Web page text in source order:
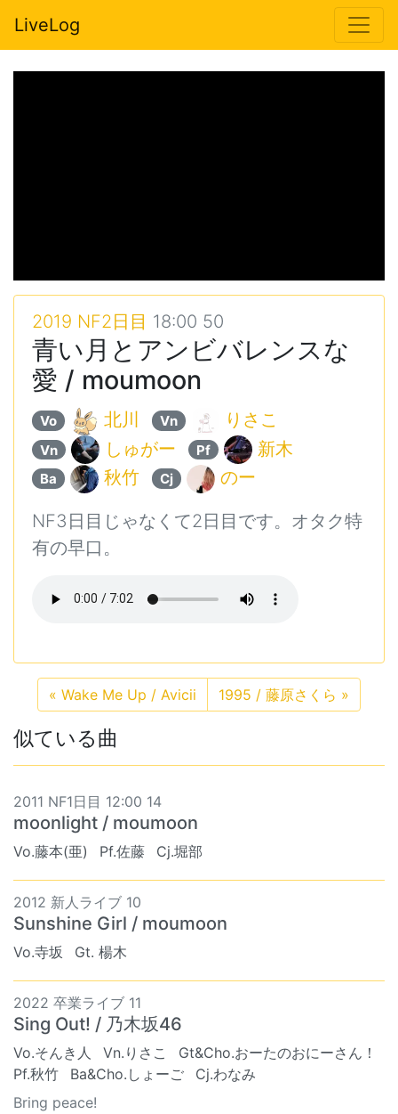
LiveLog
2019 NF2日目 18:00 50
青い月とアンビバレンスな
愛 / moumoon
Vo 北川 Vn りさこ
Vn しゅがー Pf 新木
Ba 秋竹 Cj のー
NF3日目じゃなくて2日目です。オタク特
有の早口。
« Wake Me Up / Avicii 1995 / 藤原さくら »
似ている曲
2011 NF1日目 12:00 14
moonlight / moumoon
Vo.藤本(亜) Pf.佐藤 Cj.堀部
2012 新人ライブ 10
Sunshine Girl / moumoon
Vo.寺坂 Gt. 楊木
2022 卒業ライブ 11
Sing Out! / 乃木坂46
Vo.そんき人 Vn.りさこ
Gt&Cho.おーたのおにーさん！
Pf.秋竹
Ba&Cho.しょーご
Cj.わなみ
Bring peace!